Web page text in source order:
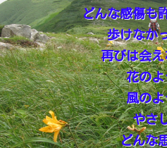
どんな感傷も
歩けなか
再びは会
花のよ
風のよ
やさ
どんな